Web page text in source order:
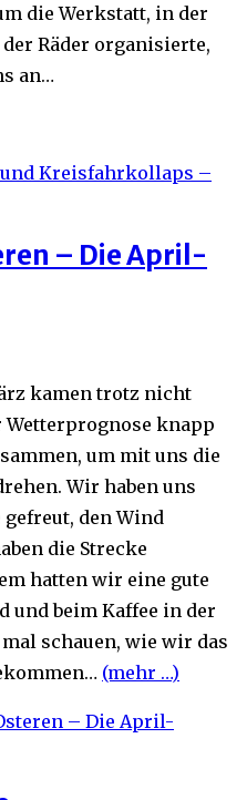
die Werkstatt, in der
Räder organisierte,
an…
Kreisfahrkollaps –
– Die April-
kamen trotz nicht
knapp
um mit uns die
Wir haben uns
den Wind
die Strecke
hatten wir eine gute
und beim Kaffee in der
schauen, wie wir das
(mehr …)
– Die April-